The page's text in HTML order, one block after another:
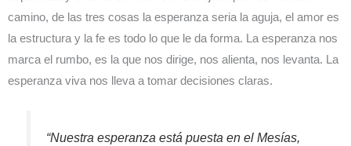
camino, de las tres cosas la esperanza seria la aguja, el amor es
la estructura y la fe es todo lo que le da forma. La esperanza nos
marca el rumbo, es la que nos dirige, nos alienta, nos levanta. La
esperanza viva nos lleva a tomar decisiones claras.
“Nuestra esperanza está puesta en el Mesías,